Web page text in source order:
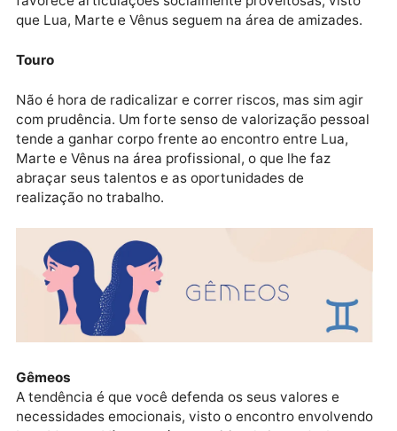
Áries
As finanças podem pedir cautela, por isso é preciso
tende a ser marcada por carisma e desenvoltura, o
favorece articulações socialmente proveitosas,
que Lua, Marte e Vênus seguem na área de
Touro
Não é hora de radicalizar e correr riscos, mas sim
com prudência. Um forte senso de valorização
tende a ganhar corpo frente ao encontro entre Lua,
Marte e Vênus na área profissional, o que lhe faz
abraçar seus talentos e as oportunidades de
realização no trabalho.